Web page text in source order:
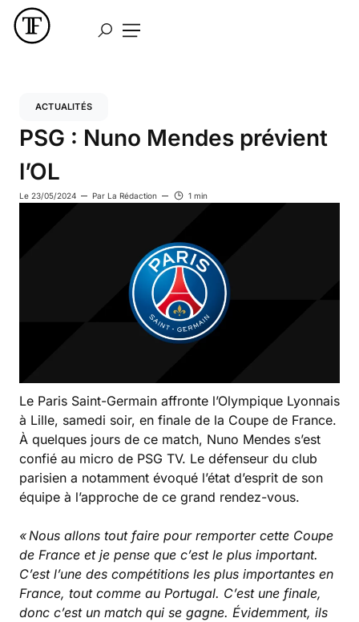
ACTUALITÉS
PSG : Nuno Mendes prévient
l’OL
Le 23/05/2024 Par La Rédaction 1 min
Le Paris Saint-Germain affronte l’Olympique Lyonnais
à Lille, samedi soir, en finale de la Coupe de France.
À quelques jours de ce match, Nuno Mendes s’est
confié au micro de PSG TV. Le défenseur du club
parisien a notamment évoqué l’état d’esprit de son
équipe à l’approche de ce grand rendez-vous.
« Nous allons tout faire pour remporter cette Coupe
de France et je pense que c’est le plus important.
C’est l’une des compétitions les plus importantes en
France, tout comme au Portugal. C’est une finale,
donc c’est un match qui se gagne. Évidemment, ils